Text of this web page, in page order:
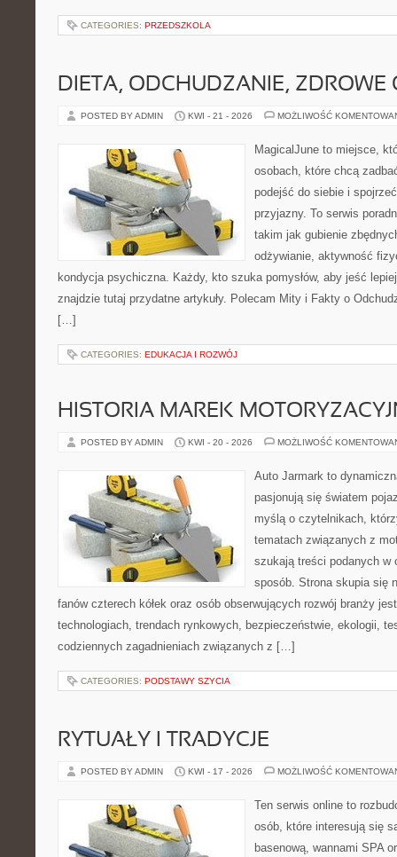
CATEGORIES: PRZEDSZKOLA
DIETA, ODCHUDZANIE, ZDROWE
POSTED BY ADMIN KWI - 21 - 2026 MOŻLIWOŚĆ
MagicalJune to miejsce,
osobach, które chcą
podejść do siebie i
przyjazny. To serwis
takim jak gubienie
odżywianie, aktywność
kondycja psychiczna. Każdy, kto szuka pomysłów, aby jeść
znajdzie tutaj przydatne artykuły. Polecam Mity i Fakty o
[…]
CATEGORIES: EDUKACJA I ROZWÓJ
HISTORIA MAREK
POSTED BY ADMIN KWI - 20 - 2026 MOŻLIWOŚĆ
Auto Jarmark to
pasjonują się światem
myślą o czytelnikach,
tematach związanych z
szukają treści podanych w
sposób. Strona skupia się
fanów czterech kółek oraz osób obserwujących rozwój branży
technologiach, trendach rynkowych, bezpieczeństwie, ekologii,
codziennych zagadnieniach związanych z […]
CATEGORIES: PODSTAWY SZYCIA
RYTUAŁY I TRADYCJE
POSTED BY ADMIN KWI - 17 - 2026 MOŻLIWOŚĆ
Ten serwis online to
osób, które interesują się
basenową, wannami SPA